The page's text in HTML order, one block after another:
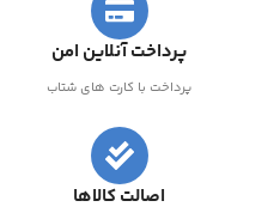
پرداخت آنلاین امن
پرداخت با کارت های شتاب
اصالت کالاها